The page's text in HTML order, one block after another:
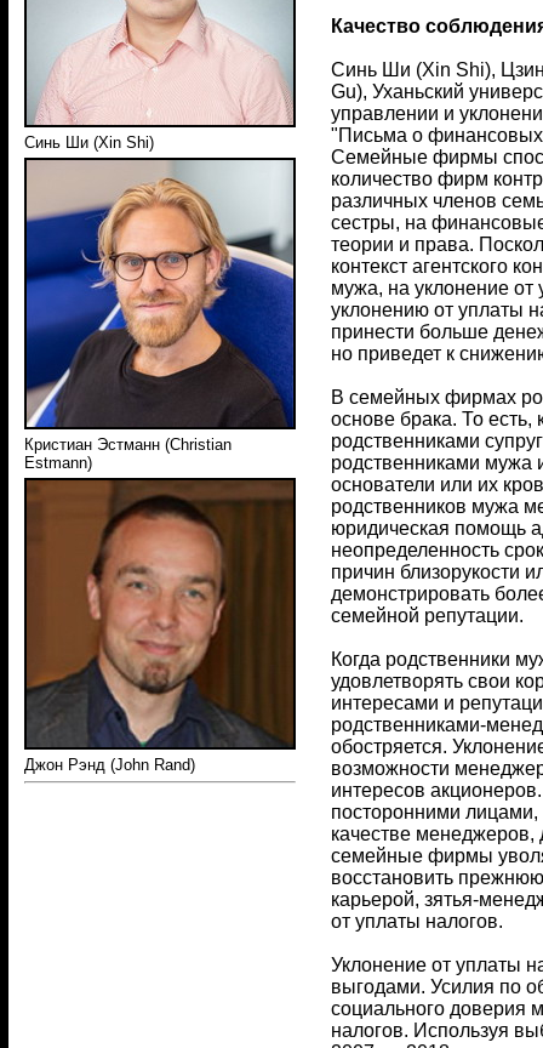
Синь Ши (Xin Shi)
Кристиан Эстманн (Christian
Estmann)
Джон Рэнд (John Rand)
Качество
Синь Ши (Xin Shi),
Gu), Уханьский
управлении и
"Письма о финансовых
Семейные фирмы
количество фирм
различных членов
сестры, на
теории и права.
контекст агентского
мужа, на уклонение от
уклонению от уплаты
принести больше
но приведет к
В семейных фирмах
основе брака. То есть,
родственниками
родственниками мужа
основатели или их
родственников мужа
юридическая помощь
неопределенность
причин близорукости
демонстрировать
семейной репутации.
Когда родственники
удовлетворять свои
интересами и
родственниками-
обостряется.
возможности
интересов
посторонними
качестве менеджеров,
семейные фирмы
восстановить
карьерой, зятья-
от уплаты налогов.
Уклонение от уплаты
выгодами. Усилия по
социального доверия
налогов. Используя